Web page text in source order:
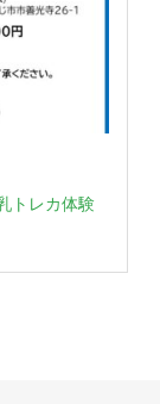
トレカ体験